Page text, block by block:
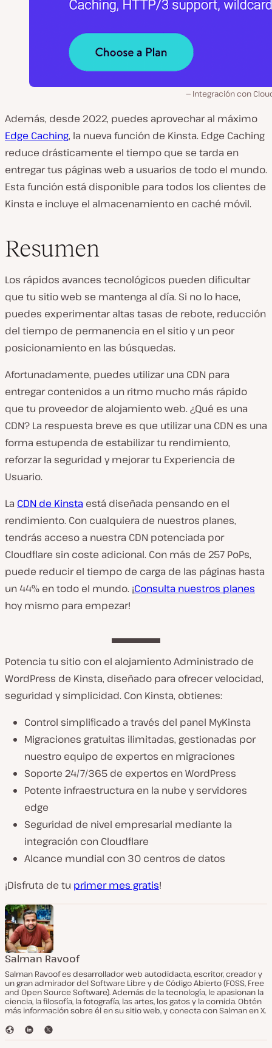
Integración con
Además, desde 2022, puedes aprovechar al máximo
Edge Caching, la nueva función de Kinsta. Edge Caching
reduce drásticamente el tiempo que se tarda en
entregar tus páginas web a usuarios de todo el mundo.
Esta función está disponible para todos los clientes de
Kinsta e incluye el almacenamiento en caché móvil.
Resumen
Los rápidos avances tecnológicos pueden dificultar
que tu sitio web se mantenga al día. Si no lo hace,
puedes experimentar altas tasas de rebote, reducción
del tiempo de permanencia en el sitio y un peor
posicionamiento en las búsquedas.
Afortunadamente, puedes utilizar una CDN para
entregar contenidos a un ritmo mucho más rápido
que tu proveedor de alojamiento web. ¿Qué es una
CDN? La respuesta breve es que utilizar una CDN es una
forma estupenda de estabilizar tu rendimiento,
reforzar la seguridad y mejorar tu Experiencia de
Usuario.
La CDN de Kinsta está diseñada pensando en el
rendimiento. Con cualquiera de nuestros planes,
tendrás acceso a nuestra CDN potenciada por
Cloudflare sin coste adicional. Con más de 257 PoPs,
puede reducir el tiempo de carga de las páginas hasta
un 44% en todo el mundo. ¡Consulta nuestros planes
hoy mismo para empezar!
Potencia tu sitio con el alojamiento Administrado de
WordPress de Kinsta, diseñado para ofrecer velocidad,
seguridad y simplicidad. Con Kinsta, obtienes:
Control simplificado a través del panel MyKinsta
Migraciones gratuitas ilimitadas, gestionadas por
nuestro equipo de expertos en migraciones
Soporte 24/7/365 de expertos en WordPress
Potente infraestructura en la nube y servidores
edge
Seguridad de nivel empresarial mediante la
integración con Cloudflare
Alcance mundial con 30 centros de datos
¡Disfruta de tu primer mes gratis!
Salman Ravoof
Salman Ravoof es desarrollador web autodidacta, escritor, creador y
un gran admirador del Software Libre y de Código Abierto (FOSS, Free
and Open Source Software). Además de la tecnología, le apasionan la
ciencia, la filosofía, la fotografía, las artes, los gatos y la comida. Obtén
más información sobre él en su sitio web, y conecta con Salman en X.
S
L
T